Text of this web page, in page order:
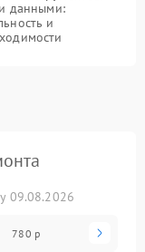
данными:
и
09.08.2026
780 р